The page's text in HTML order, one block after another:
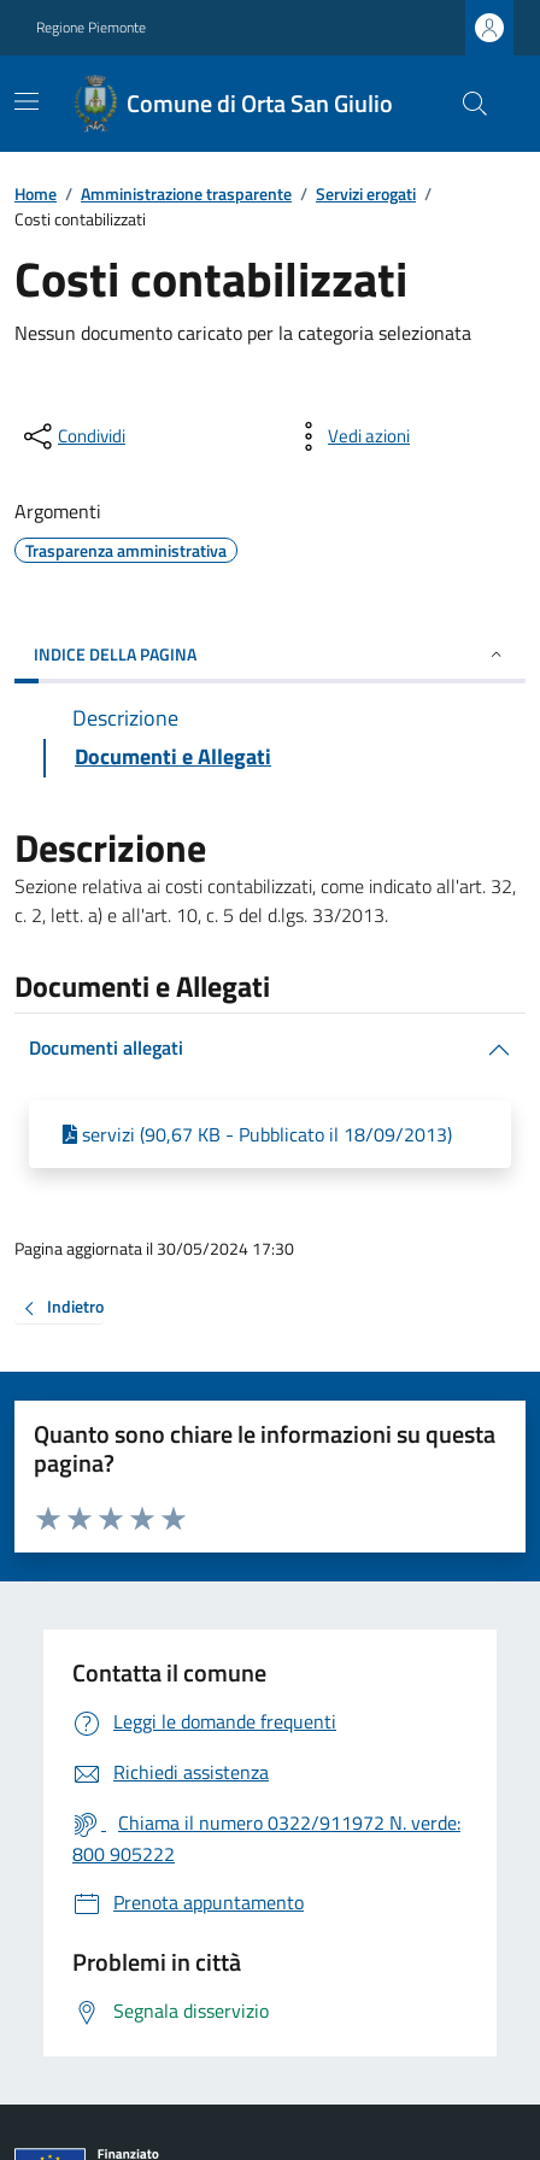
Regione Piemonte
Comune di Orta San Giulio
Home / Amministrazione trasparente / Servizi erogati /
Costi contabilizzati
Costi contabilizzati
Nessun documento caricato per la categoria selezionata
Condividi Vedi azioni
Argomenti
Trasparenza amministrativa
INDICE DELLA PAGINA
Descrizione
Documenti e Allegati
Descrizione
Sezione relativa ai costi contabilizzati, come indicato all'art. 32,
c. 2, lett. a) e all'art. 10, c. 5 del d.lgs. 33/2013.
Documenti e Allegati
Documenti allegati
servizi (90,67 KB - Pubblicato il 18/09/2013)
Pagina aggiornata il 30/05/2024 17:30
Indietro
Quanto sono chiare le informazioni su questa
pagina?
Valuta da 1 a 5 stelle la pagina
Valuta 5 stelle su 5
Valuta 4 stelle su 5
Valuta 3 stelle su 5
Valuta 2 stelle su 5
Valuta 1 stelle su 5
Contatta il comune
Leggi le domande frequenti
Richiedi assistenza
Chiama il numero 0322/911972 N. verde:
800 905222
Prenota appuntamento
Problemi in città
Segnala disservizio